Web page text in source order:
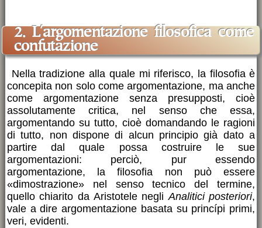
2. L'argomentazione filosofica come
confutazione
Nella tradizione alla quale mi riferisco, la filosofia è
concepita non solo come argomentazione, ma anche
come argomentazione senza presupposti, cioè
assolutamente critica, nel senso che essa,
argomentando su tutto, cioè domandando le ragioni
di tutto, non dispone di alcun principio già dato a
partire dal quale possa costruire le sue
argomentazioni: perciò, pur essendo
argomentazione, la filosofia non può essere
«dimostrazione» nel senso tecnico del termine,
quello chiarito da Aristotele negliAnalitici posteriori,
vale a dire argomentazione basata su princípi primi,
veri, evidenti.